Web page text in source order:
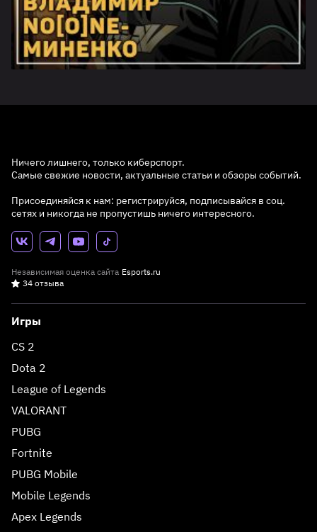
Ничего лишнего, только киберспорт.
Самые свежие новости, актуальные статьи и обзоры событий.
Присоединяйся к нам: регистрируйся, подписывайся в соц.
сетях и никогда не пропустишь ничего интересного.
Независимая оценка сайта Esports.ru
34 отзыва
Игры
CS 2
Dota 2
League of Legends
VALORANT
PUBG
Fortnite
PUBG Mobile
Mobile Legends
Apex Legends